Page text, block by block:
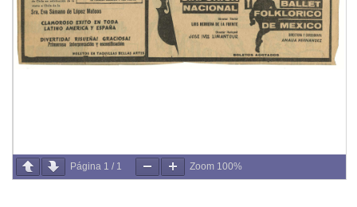
Página 1 / 1 Zoom 100%